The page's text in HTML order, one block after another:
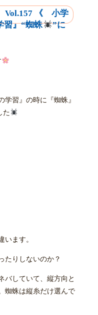
《 小学
習』“蜘蛛
”に
習』の時に『蜘蛛』
た
います。
たりしないのか？
バしていて、縦方向と
蜘蛛は縦糸だけ選んで